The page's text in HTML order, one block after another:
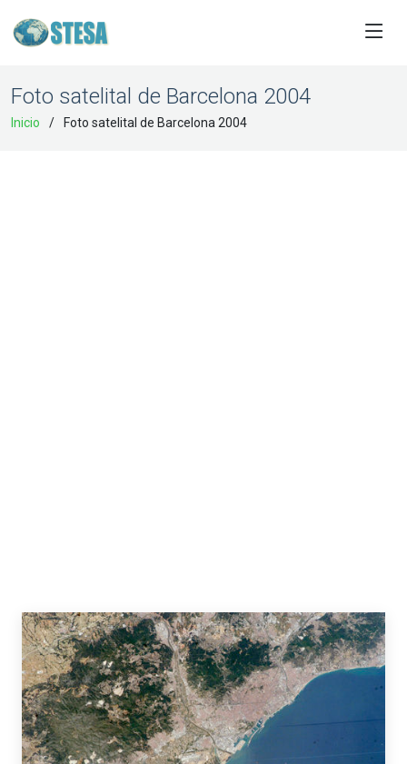
Foto satelital de Barcelona 2004
Inicio Foto satelital de Barcelona 2004